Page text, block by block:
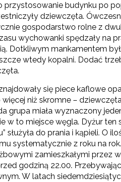
przystosowanie budynku po
dziewczęta.
gospodarstwo rolne z
wychowanki spędzały na
Dotkliwym mankamentem
wtedy kopalni. Dodać
się piece kaflowe
więcej niż skromne –
grupa miała wyznaczony
w to miejsce węgla. Dyżur ten
służyła do prania i kąpieli. O
systematycznie z roku na
zamieszkałymi przez
godziną 22.00.
W latach